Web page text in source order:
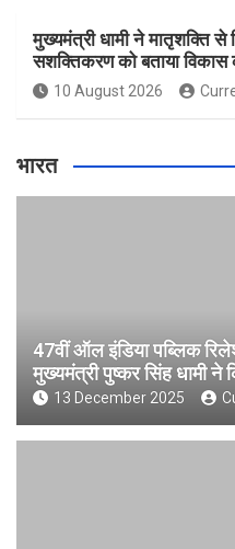
मुख्यमंत्री धामी ने मातृशक्ति से
सशक्तिकरण को बताया विकास
10 August 2026
भारत
47वीं ऑल इंडिया पब्लिक
मुख्यमंत्री पुष्कर सिंह धामी ने
13 December 2025